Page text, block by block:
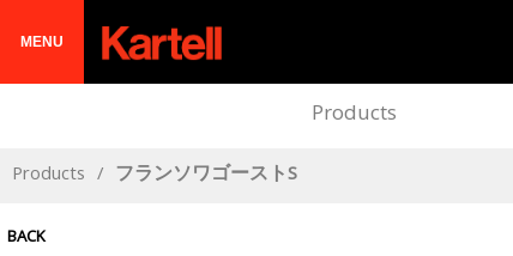
MENU
Products
Products / フランソワゴーストS
BACK